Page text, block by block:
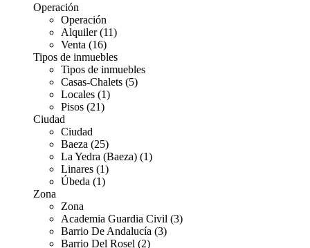
Operación
Operación
Alquiler (11)
Venta (16)
Tipos de inmuebles
Tipos de inmuebles
Casas-Chalets (5)
Locales (1)
Pisos (21)
Ciudad
Ciudad
Baeza (25)
La Yedra (Baeza) (1)
Linares (1)
Úbeda (1)
Zona
Zona
Academia Guardia Civil (3)
Barrio De Andalucía (3)
Barrio Del Rosel (2)